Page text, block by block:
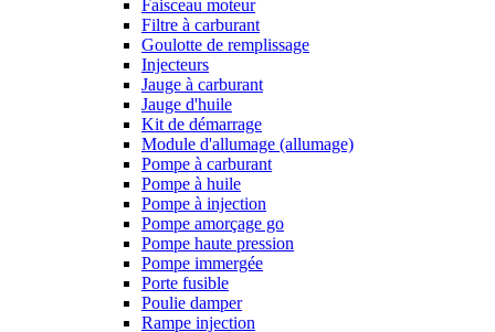
Faisceau moteur
Filtre à carburant
Goulotte de remplissage
Injecteurs
Jauge à carburant
Jauge d'huile
Kit de démarrage
Module d'allumage (allumage)
Pompe à carburant
Pompe à huile
Pompe à injection
Pompe amorçage go
Pompe haute pression
Pompe immergée
Porte fusible
Poulie damper
Rampe injection